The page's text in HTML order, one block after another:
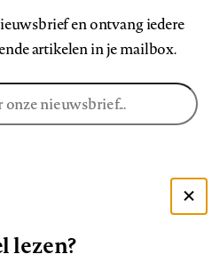
en ontvang iedere
artikelen in je mailbox.
lezen?